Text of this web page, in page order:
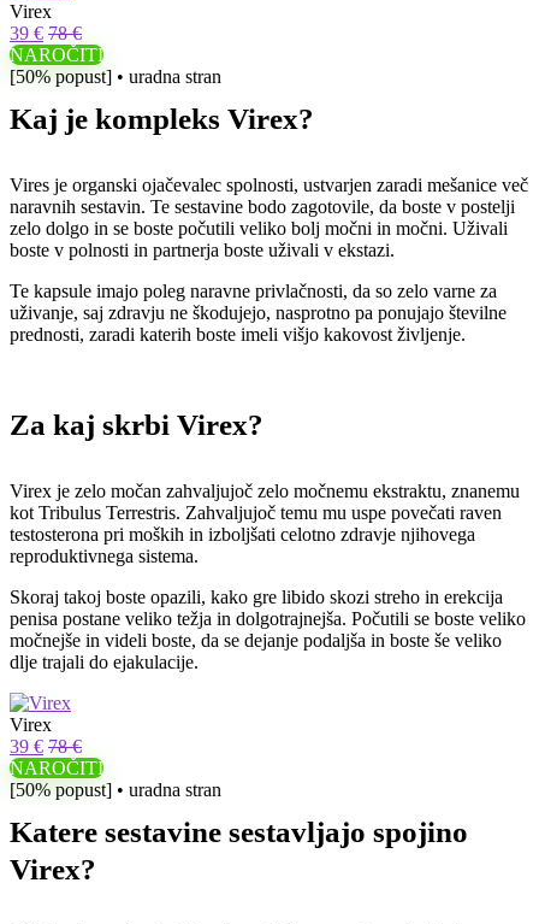
Virex
39 € 78 €
NAROČITI
[50% popust] • uradna stran
Kaj je kompleks Virex?
Vires je organski ojačevalec spolnosti, ustvarjen zaradi mešanice več
naravnih sestavin. Te sestavine bodo zagotovile, da boste v postelji
zelo dolgo in se boste počutili veliko bolj močni in močni. Uživali
boste v polnosti in partnerja boste uživali v ekstazi.
Te kapsule imajo poleg naravne privlačnosti, da so zelo varne za
uživanje, saj zdravju ne škodujejo, nasprotno pa ponujajo številne
prednosti, zaradi katerih boste imeli višjo kakovost življenje.
Za kaj skrbi Virex?
Virex je zelo močan zahvaljujoč zelo močnemu ekstraktu, znanemu
kot Tribulus Terrestris. Zahvaljujoč temu mu uspe povečati raven
testosterona pri moških in izboljšati celotno zdravje njihovega
reproduktivnega sistema.
Skoraj takoj boste opazili, kako gre libido skozi streho in erekcija
penisa postane veliko težja in dolgotrajnejša. Počutili se boste veliko
močnejše in videli boste, da se dejanje podaljša in boste še veliko
dlje trajali do ejakulacije.
Virex
39 € 78 €
NAROČITI
[50% popust] • uradna stran
Katere sestavine sestavljajo spojino
Virex?